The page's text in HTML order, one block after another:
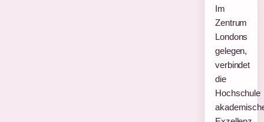
Im
Zentrum
Londons
gelegen,
verbindet
die
Hochschule